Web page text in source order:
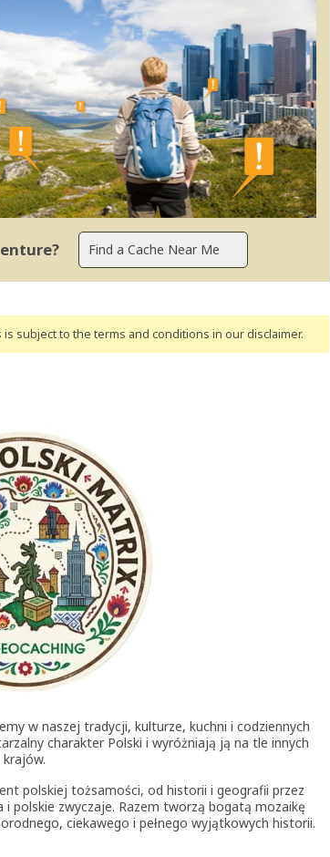
subject to the terms and conditions in our disclaimer.
w naszej tradycji, kulturze, kuchni i codziennych
charakter Polski i wyróżniają ją na tle innych
krajów.
polskiej tożsamości, od historii i geografii przez
i polskie zwyczaje. Razem tworzą bogatą mozaikę
ciekawego i pełnego wyjątkowych historii.